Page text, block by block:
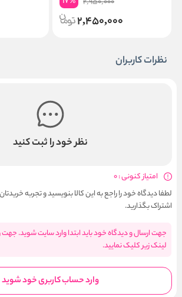
2,450,000
نظرات کاربران
نظر خود را ثبت کنید
امتیاز کنونی : 0
لطفا دیدگاه خود را راجع به این کالا بنویسید و تجربه خریدتان
اشتراک بگذارید.
جهت ارسال و دیدگاه خود باید ابتدا وارد سایت شوید.
لینک زیر کلیک نمایید.
وارد حساب کاربری خود شوید